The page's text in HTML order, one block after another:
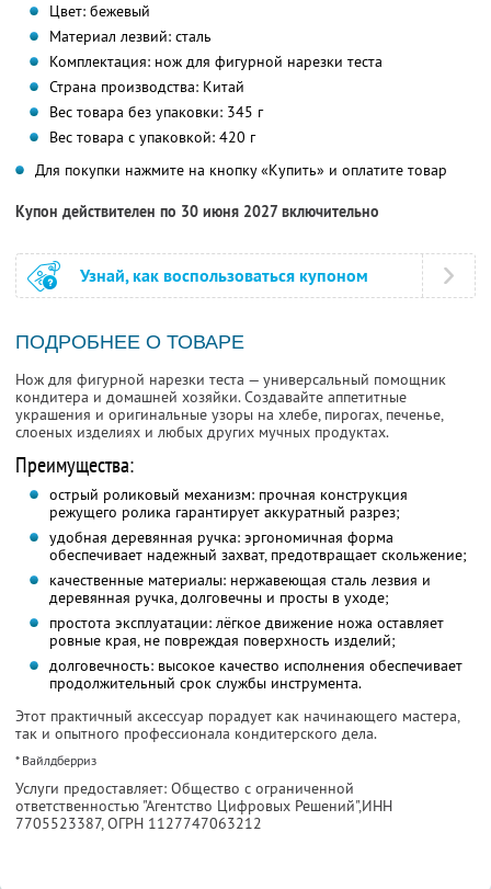
Цвет: бежевый
Материал лезвий: сталь
Комплектация: нож для фигурной нарезки теста
Страна производства: Китай
Вес товара без упаковки: 345 г
Вес товара с упаковкой: 420 г
Для покупки нажмите на кнопку «Купить» и оплатите товар
Купон действителен по 30 июня 2027 включительно
Узнай, как воспользоваться купоном
ПОДРОБНЕЕ О ТОВАРЕ
Нож для фигурной нарезки теста — универсальный помощник
кондитера и домашней хозяйки. Создавайте аппетитные
украшения и оригинальные узоры на хлебе, пирогах, печенье,
слоеных изделиях и любых других мучных продуктах.
Преимущества:
острый роликовый механизм: прочная конструкция
режущего ролика гарантирует аккуратный разрез;
удобная деревянная ручка: эргономичная форма
обеспечивает надежный захват, предотвращает скольжение;
качественные материалы: нержавеющая сталь лезвия и
деревянная ручка, долговечны и просты в уходе;
простота эксплуатации: лёгкое движение ножа оставляет
ровные края, не повреждая поверхность изделий;
долговечность: высокое качество исполнения обеспечивает
продолжительный срок службы инструмента.
Этот практичный аксессуар порадует как начинающего мастера,
так и опытного профессионала кондитерского дела.
* Вайлдберриз
Услуги предоставляет: Общество с ограниченной
ответственностью "Агентство Цифровых Решений",ИНН
7705523387, ОГРН 1127747063212